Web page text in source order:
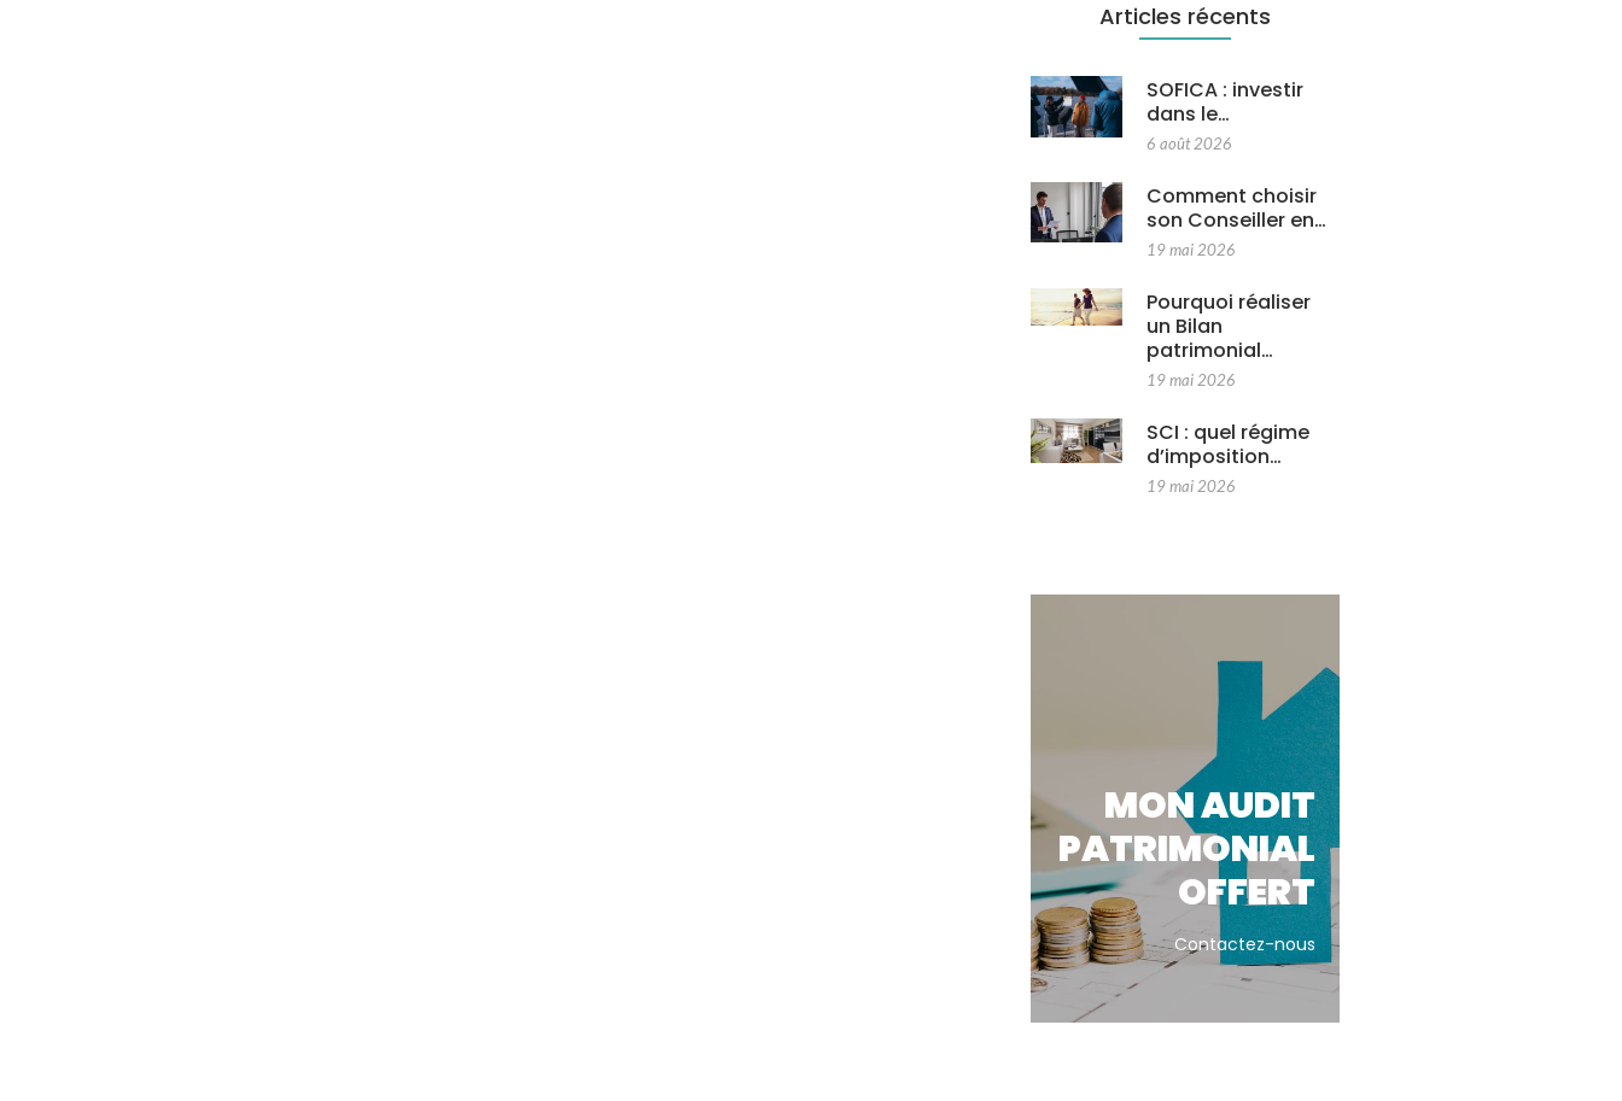
Articles récents
SOFICA : investir
dans le…
6 août 2026
Comment choisir
son Conseiller en…
19 mai 2026
Pourquoi réaliser
un Bilan
patrimonial…
19 mai 2026
SCI : quel régime
d’imposition…
19 mai 2026
MON AUDIT
PATRIMONIAL
OFFERT
Contactez-nous